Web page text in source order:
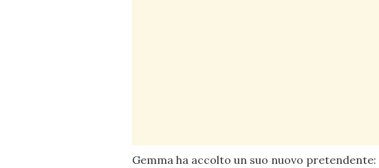
Gemma ha accolto un suo nuovo